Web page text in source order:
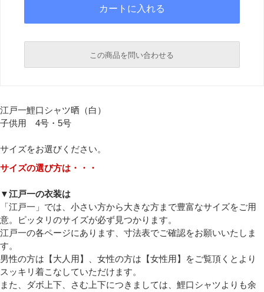
この商品を問い合わせる
江戸一鯉口シャツ晒（白）
子供用 4号・5号
サイズをお選びください。
サイズの選び方は・・・
▼江戸一の衣装は
「江戸一」では、小さい方から大きな方まで豊富なサイズをご用
意。ピッタリのサイズが必ず見つかります。
江戸一の各ページにあります、寸法表でご確認をお願いいたしま
す。
男性の方は【大人用】、女性の方は【女性用】をご覧頂くとより
スッキリ着こなしていただけます。
また、ダボ上下、さむ上下につきましては、鯉口シャツよりも余